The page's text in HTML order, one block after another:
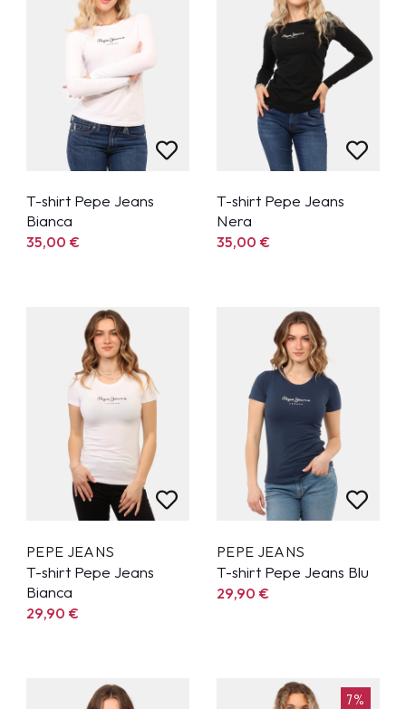
T-shirt Pepe Jeans
Bianca
35,00€
T-shirt Pepe Jeans
Nera
35,00€
PEPE JEANS
T-shirt Pepe Jeans
Bianca
29,90€
PEPE JEANS
T-shirt Pepe Jeans Blu
29,90€
7%